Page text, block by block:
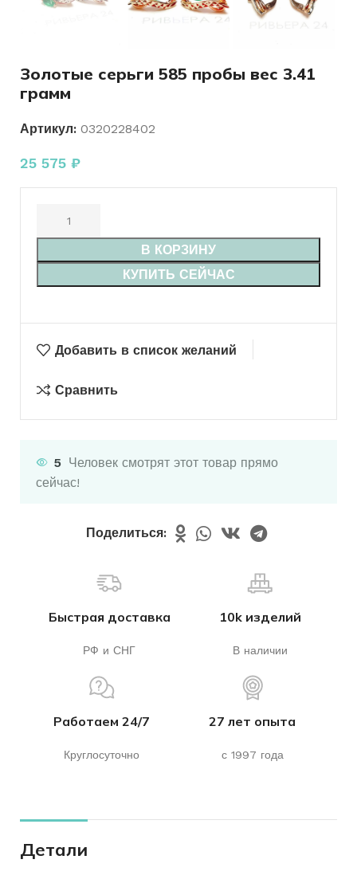
Золотые серьги 585 пробы вес 3.41
грамм
Артикул: 0320228402
25 575 ₽
В КОРЗИНУ
КУПИТЬ СЕЙЧАС
Добавить в список желаний
Сравнить
6 Человек смотрят этот товар прямо
сейчас!
Поделиться:
Быстрая доставка
РФ и СНГ
10k изделий
В наличии
Работаем 24/7
Круглосуточно
27 лет опыта
с 1997 года
Детали